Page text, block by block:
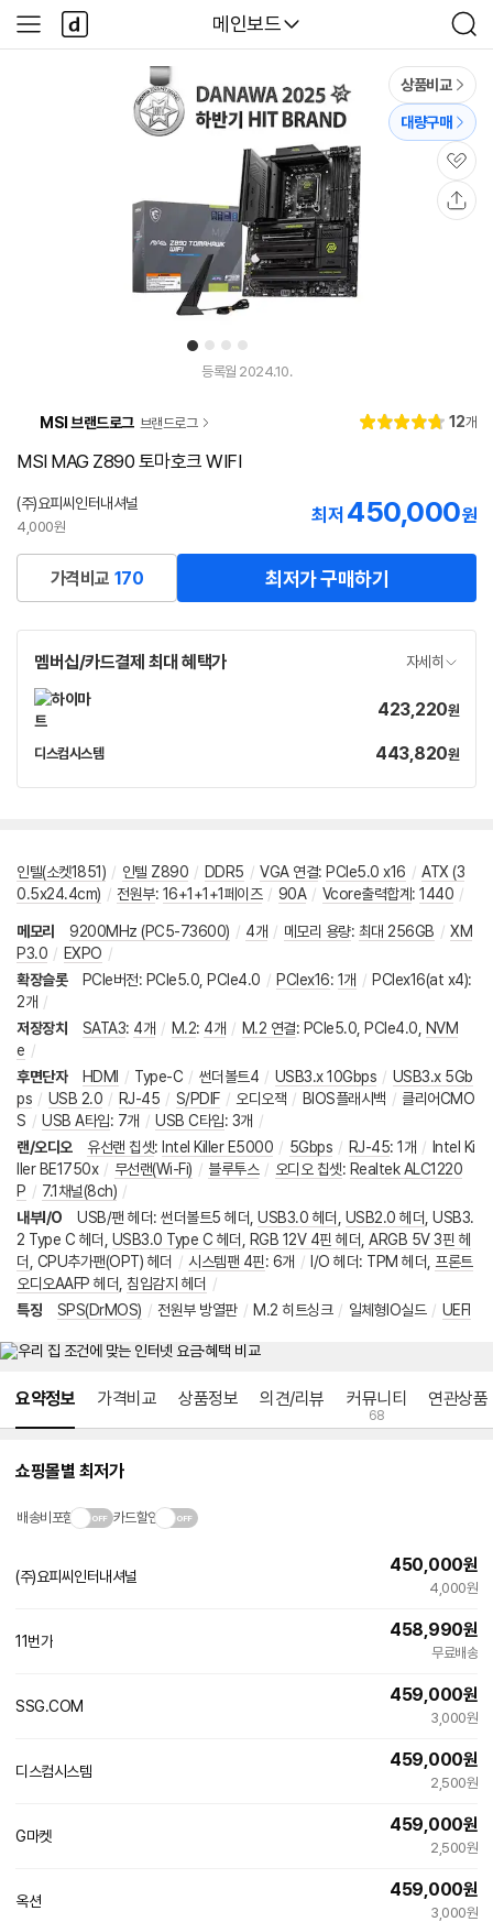
다나와
메인보드
검
색
사
이
다
나
와
1 2 3 4
튜
상품비교
대량구매
관
심
등록월 2024.10.
MSI 브랜드로그 브랜드로그
별
4.
리
12개
MSI MAG Z890 토마호크 WIFI
(주)요피씨인터내셔널
4,000원
최저 450,000원
가격비교 170 최저가 구매하기
멤버십/카드결제 최대 혜택가 자세히
가
423,220원
디스컴시스템네
가
443,820원
인텔(소켓1851) / 인텔 Z890 / DDR5 / VGA 연결: PCIe5.0 x16 / ATX (3
0.5x24.4cm) / 전원부: 16+1+1+1페이즈 / 90A / Vcore출력합계 : 1440 /
메모리 9200MHz (PC5-73600) / 4개 / 메모리 용량: 최대 256GB / XM
P3.0 / EXPO /
확장슬롯
PCIe버전: PCIe5.0 PCIe4.0 / PCIex16: 1개 / PCIex16(at x4):
2개 /
저장장치
SATA3: 4개 / M.2: 4개 / M.2 연결: PCIe5.0 PCIe4.0
NVM
e /
후면단자
HDMI / Type-C / 썬더볼트4 / USB3.x 10Gbps / USB3.x 5Gb
ps / USB 2.0 / RJ-45 / S/PDIF / 오디오잭 / BIOS플래시백 / 클리어CMO
S / USB A타입: 7개 / USB C타입: 3개 /
랜/오디오
유선랜 칩셋: Intel Killer E5000 / 5Gbps / RJ-45: 1개 / Intel Ki
ller BE1750x / 무선랜(Wi-Fi) / 블루투스 / 오디오 칩셋: Realtek ALC1220
P / 7.1채널(8ch) /
내부I/O
USB/팬 헤더: 썬더볼트5 헤더 USB3.0 헤더 USB2.0 헤더 USB3.
2 Type C 헤더
USB3.0 Type C 헤더 RGB 12V 4핀 헤더 ARGB 5V 3핀 헤
더
CPU추가팬(OPT) 헤더 / 시스템팬 4핀: 6개 / I/O 헤더: TPM 헤더
프론트
오디오AAFP 헤더
침입감지 헤더 /
특징
SPS(DrMOS) / 전원부 방열판 / M.2 히트싱크 / 일체형IO실드 / UEFI
요약정보 가격비교 상품정보 의견/리뷰 커뮤니티
68
연관상품
쇼핑몰별 최저가
배송비포함 카드할인
(주)요피씨인터내셔널
450,000원
4,000원
11번가
458,990원
무료배송
SSG.COM
459,000원
3,000원
디스컴시스템
459,000원
2,500원
G마켓
459,000원
2,500원
옥션
459,000원
3,000원